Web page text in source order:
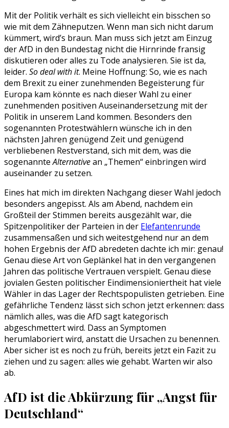
Mit der Politik verhält es sich vielleicht ein bisschen so
wie mit dem Zähneputzen. Wenn man sich nicht darum
kümmert, wird’s braun. Man muss sich jetzt am Einzug
der AfD in den Bundestag nicht die Hirnrinde fransig
diskutieren oder alles zu Tode analysieren. Sie ist da,
leider. So deal with it. Meine Hoffnung: So, wie es nach
dem Brexit zu einer zunehmenden Begeisterung für
Europa kam könnte es nach dieser Wahl zu einer
zunehmenden positiven Auseinandersetzung mit der
Politik in unserem Land kommen. Besonders den
sogenannten Protestwählern wünsche ich in den
nächsten Jahren genügend Zeit und genügend
verbliebenen Restverstand, sich mit dem, was die
sogenannteAlternativean „Themen“ einbringen wird
auseinander zu setzen.
Eines hat mich im direkten Nachgang dieser Wahl jedoch
besonders angepisst. Als am Abend, nachdem ein
Großteil der Stimmen bereits ausgezählt war, die
Spitzenpolitiker der Parteien in der Elefantenrunde
zusammensaßen und sich weitestgehend nur an dem
hohen Ergebnis der AfD abredeten dachte ich mir: genau!
Genau diese Art von Geplänkel hat in den vergangenen
Jahren das politische Vertrauen verspielt. Genau diese
jovialen Gesten politischer Eindimensioniertheit hat viele
Wähler in das Lager der Rechtspopulisten getrieben. Eine
gefährliche Tendenz lässt sich schon jetzt erkennen: dass
nämlich alles, was die AfD sagt kategorisch
abgeschmettert wird. Dass an Symptomen
herumlaboriert wird, anstatt die Ursachen zu benennen.
Aber sicher ist es noch zu früh, bereits jetzt ein Fazit zu
ziehen und zu sagen: alles wie gehabt. Warten wir also
ab.
AfD ist die Abkürzung für „Angst für
Deutschland“